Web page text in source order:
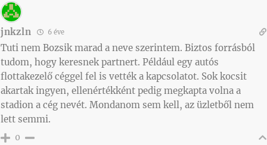
jnkzln 6 éve
Tuti nem Bozsik marad a neve szerintem. Biztos forrásból
tudom, hogy keresnek partnert. Például egy autós
flottakezelő céggel fel is vették a kapcsolatot. Sok kocsit
akartak ingyen, ellenértékként pedig megkapta volna a
stadion a cég nevét. Mondanom sem kell, az üzletből nem
lett semmi.
0